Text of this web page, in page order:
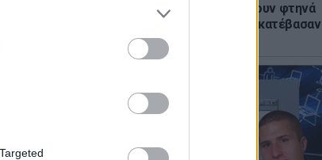
Οι συναυλίες επιτέλους βγάζουν φτηνά
εισιτήρια - Ποιοι καλλιτέχνες κατέβασαν
τις τιμές